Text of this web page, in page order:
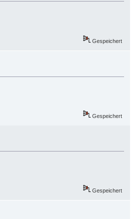
Gespeichert
Gespeichert
Gespeichert